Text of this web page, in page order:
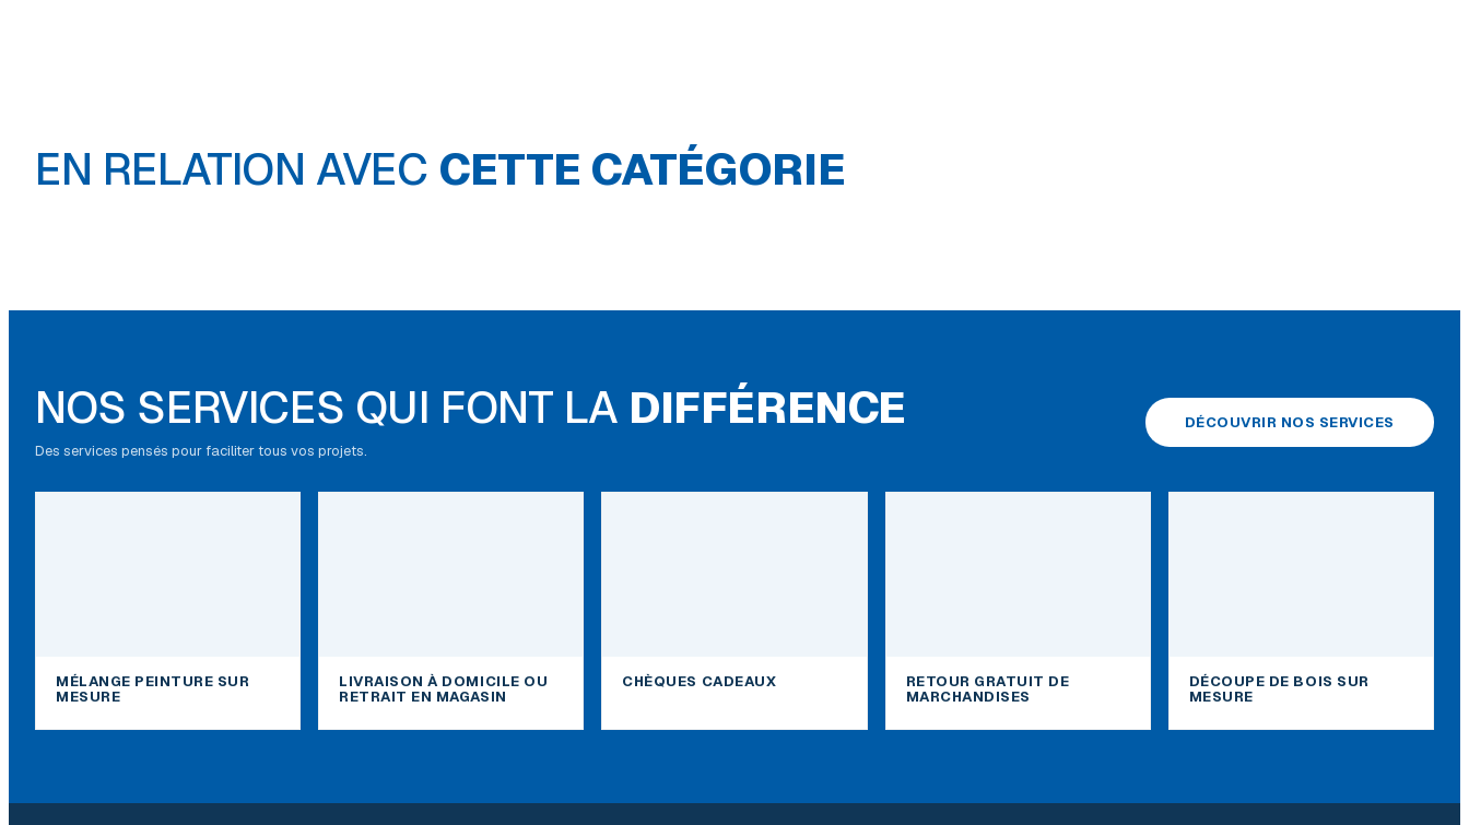
EN RELATION AVEC CETTE CATÉGORIE
Autres outils &
Clés
dynamométriq
Cliquets &
NOS SERVICES QUI FONT LA DIFFÉRENCE
Des services pensés pour faciliter tous vos projets.
DÉCOUVRIR NOS SERVICES
MÉLANGE PEINTURE SUR
MESURE
LIVRAISON À DOMICILE OU
RETRAIT EN MAGASIN
CHÈQUES CADEAUX
RETOUR GRATUIT DE
MARCHANDISES
DÉCOUPE DE BOIS SUR
MESURE